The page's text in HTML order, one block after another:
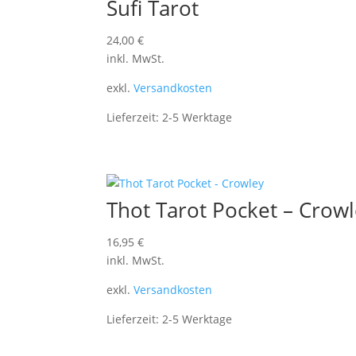
Sufi Tarot
24,00€
inkl. MwSt.
exkl.Versandkosten
Lieferzeit:2-5 Werktage
Thot Tarot Pocket –
16,95€
inkl. MwSt.
exkl.Versandkosten
Lieferzeit:2-5 Werktage